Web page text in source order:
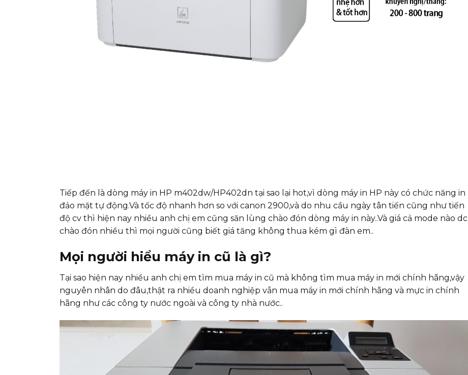
Tiếp đến là dòng máy in HP m402dw/HP402dn tại sao lại hot,vì dòng máy in HP này có chức năng in
đảo mặt tự động.Và tốc độ nhanh hơn so với canon 2900,và do nhu cầu ngày tân tiến cũng như tiến
độ cv thì hiện nay nhiều anh chị em cũng săn lùng chào đón dòng máy in này..Và giá cả mode nào dc
chào đón nhiều thì mọi người cũng biết giá tăng không thua kém gì đàn em..
Mọi người hiểu máy in cũ là gì?
Tại sao hiện nay nhiều anh chị em tìm mua máy in cũ mà không tìm mua máy in mới chính hãng,vậy
nguyên nhân do đâu,thật ra nhiều doanh nghiệp vẫn mua máy in mới chính hãng và mực in chính
hãng như các công ty nước ngoài và công ty nhà nước..